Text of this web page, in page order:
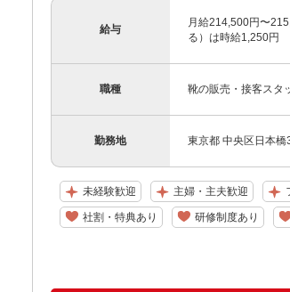
給与
月給214,500円〜
る）は時給1,250円
職種 靴の販売・接客スタ
勤務地 東京都 中央区日本
未経験歓迎 主婦・主夫歓迎
社割・特典あり 研修制度あり